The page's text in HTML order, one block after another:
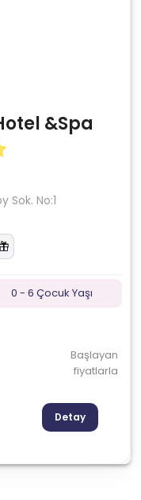
&Spa
Sok. No:1
0 - 6 Çocuk Yaşı
Başlayan
fiyatlarla
Detay